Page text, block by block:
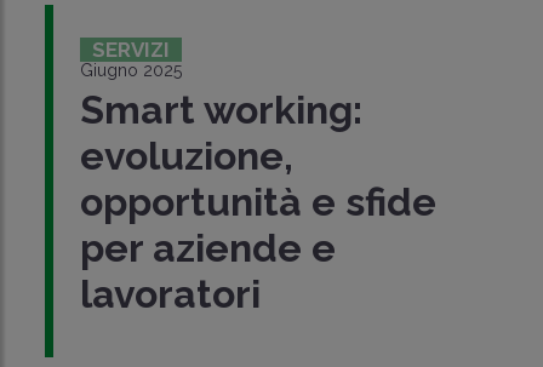
SERVIZI
Giugno 2025
Smart working:
evoluzione,
opportunità e sfide
per aziende e
lavoratori